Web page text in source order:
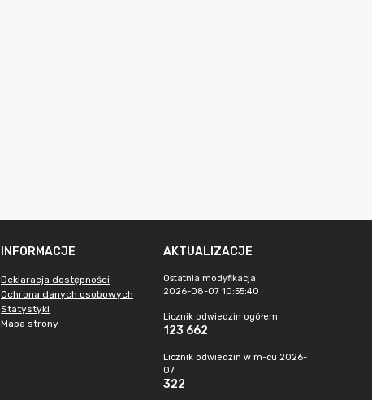
INFORMACJE
Deklaracja dostępności
Ochrona danych osobowych
Statystyki
Mapa strony
AKTUALIZACJE
Ostatnia modyfikacja
2026-08-07 10:55:40
Licznik odwiedzin ogółem
123 662
Licznik odwiedzin w m-cu 2026-
07
322